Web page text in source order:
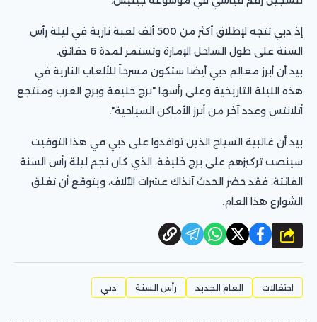
إذ دبي تتجه لإطلاق أكثر من 500 ألف لعبة نارية في ليلة رأس
السنة على طول الساحل الإمارة وتستمر لمدة 6 دقائق.
بيد أن أبرز معالم دبي أيضا ستكون مسرحاً للألعاب النارية في
هذه الليلة التاريخية وعلى رأسها "برج خليفة وبرج العرب ومنتجع
أتلانتس وعدد آخر من أبرز الأماكن السياحية".
بيد أن غالبية السياح الذين توافدوا على دبي في هذا التوقيت
سينصب تركيزهم على برج خليفة، الذي كان نجم ليلة رأس السنة
الفائتة، فقد حضر الحدث آنذاك عشرات الآلاف، ويتوقع أن تغلق
الشوارع هذا العام.
شارك
احتفالات العام الجديد رأس السنة دبي